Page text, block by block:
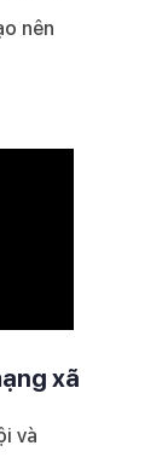
nên
xã
và